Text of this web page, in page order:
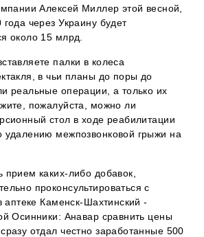
Алексей Миллер этой весной,
через Украину будет
около 15 млрд.
палки в колеса
в чьи планы до поры до
реальные операции, а только их
пожалуйста, можно ли
стол в ходе реабилитации
удалению межпозвонковой грыжи на
каких-либо добавок,
проконсультироваться с
аптеке Каменск-Шахтинский -
Осинники: Анавар сравнить цены
отдал честно заработанные 500